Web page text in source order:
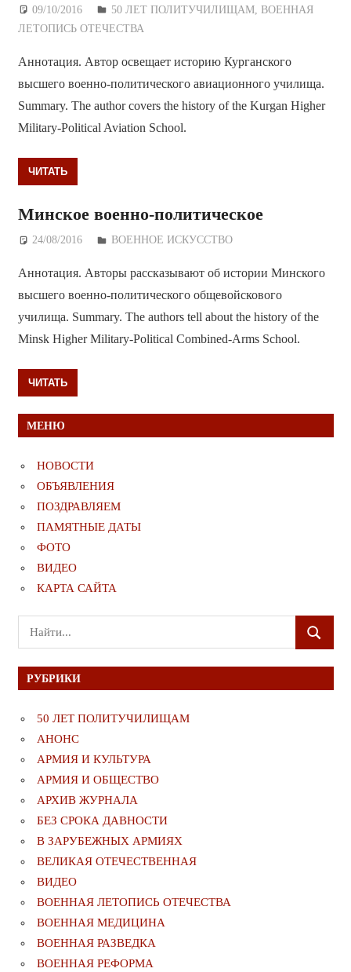
09/10/2016 Дежурный по Редакции
50 ЛЕТ ПОЛИТУЧИЛИЩАМ ,ВОЕННАЯ
ЛЕТОПИСЬ ОТЕЧЕСТВА
Аннотация. Автор освещает историю Курганского
высшего военно-политического авиационного училища.
Summary. The author covers the history of the Kurgan Higher
Military-Political Aviation School.
ЧИТАТЬ
Минское военно-политическое
24/08/2016 Дежурный по Редакции
ВОЕННОЕ ИСКУССТВО
Аннотация. Авторы рассказывают об истории Минского
высшего военно-политического общевойскового
училища. Summary. The authors tell about the history of the
Minsk Higher Military-Political Combined-Arms School.
ЧИТАТЬ
МЕНЮ
НОВОСТИ
ОБЪЯВЛЕНИЯ
ПОЗДРАВЛЯЕМ
ПАМЯТНЫЕ ДАТЫ
ФОТО
ВИДЕО
КАРТА САЙТА
Поиск
для:
ПОИСК
РУБРИКИ
50 ЛЕТ ПОЛИТУЧИЛИЩАМ
АНОНС
АРМИЯ И КУЛЬТУРА
АРМИЯ И ОБЩЕСТВО
АРХИВ ЖУРНАЛА
БЕЗ СРОКА ДАВНОСТИ
В ЗАРУБЕЖНЫХ АРМИЯХ
ВЕЛИКАЯ ОТЕЧЕСТВЕННАЯ
ВИДЕО
ВОЕННАЯ ЛЕТОПИСЬ ОТЕЧЕСТВА
ВОЕННАЯ МЕДИЦИНА
ВОЕННАЯ РАЗВЕДКА
ВОЕННАЯ РЕФОРМА